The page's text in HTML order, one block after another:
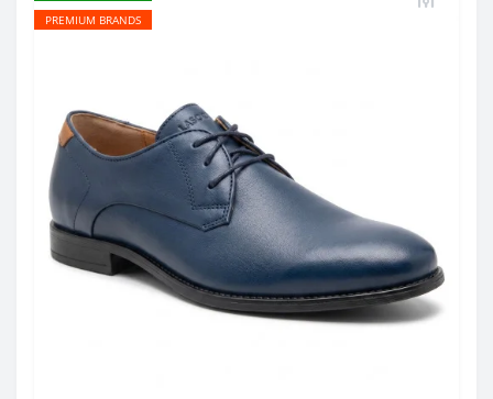
PREMIUM BRANDS